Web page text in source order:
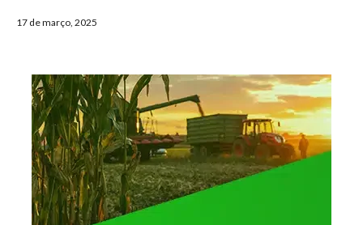
17 de março, 2025